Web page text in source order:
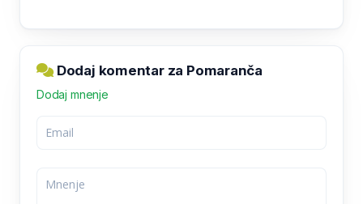
Dodaj komentar za Pomaranča
Dodaj mnenje